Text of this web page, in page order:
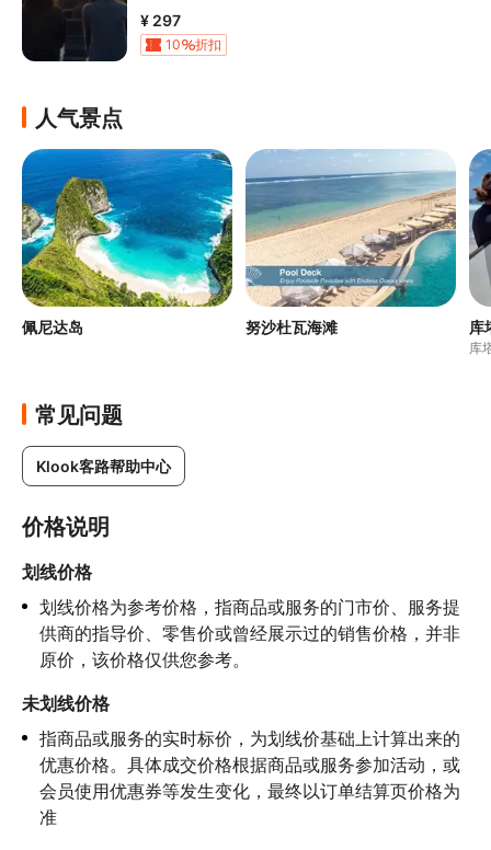
¥ 297
10 折扣
人气景点
佩尼达岛 努沙杜瓦海滩 库
库
常见问题
Klook客路帮助中心
价格说明
划线价格
划线价格为参考价格，指商品或服务的门市价、服务提
供商的指导价、零售价或曾经展示过的销售价格，并非
原价，该价格仅供您参考。
未划线价格
指商品或服务的实时标价，为划线价基础上计算出来的
优惠价格。具体成交价格根据商品或服务参加活动，或
会员使用优惠券等发生变化，最终以订单结算页价格为
准